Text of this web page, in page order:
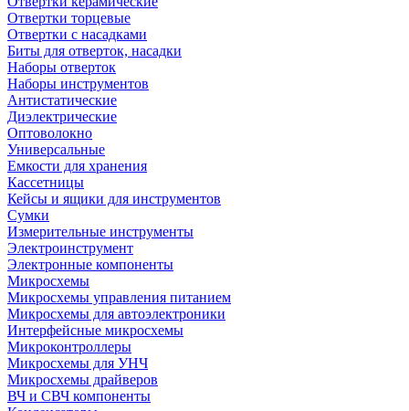
Отвертки торцевые
Отвертки с насадками
Биты для отверток, насадки
Наборы отверток
Наборы инструментов
Антистатические
Диэлектрические
Оптоволокно
Универсальные
Емкости для хранения
Кассетницы
Кейсы и ящики для инструментов
Сумки
Измерительные инструменты
Электроинструмент
Электронные компоненты
Микросхемы
Микросхемы управления питанием
Микросхемы для автоэлектроники
Интерфейсные микросхемы
Микроконтроллеры
Микросхемы для УНЧ
Микросхемы драйверов
ВЧ и СВЧ компоненты